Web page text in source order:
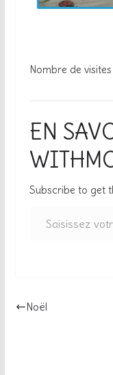
Nombre de visites
EN
Subscribe to get
Noël